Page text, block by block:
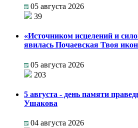
05 августа 2026
39
«Источником исцелений и
явилась Почаевская Твоя
05 августа 2026
203
5 августа - день памяти
Ушакова
04 августа 2026